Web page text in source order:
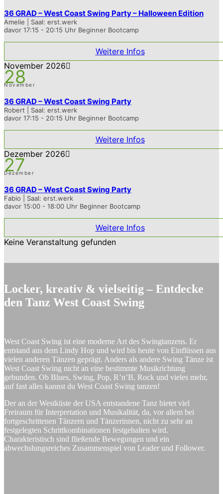
36 GRAD – West Coast Swing Party – Halloween Edition
Amelie | Saal: erst.werk
davor 17:15 - 20:15 Uhr Beginner Bootcamp
Weitere Infos
November 2026
28
November
36 GRAD – West Coast Swing Party
Robert | Saal: erst.werk
davor 17:15 - 20:15 Uhr Beginner Bootcamp
Weitere Infos
Dezember 2026
27
Dezember
36 GRAD – West Coast Swing Party
Fabio | Saal: erst.werk
davor 15:00 - 18:00 Uhr Beginner Bootcamp
Weitere Infos
Keine Veranstaltung gefunden
Locker, kreativ & vielseitig – Entdecke
den Tanz West Coast Swing
West Coast Swing ist eine moderne Art des Swingtanzens. Er
entstand aus dem Lindy Hop und wird bis heute von Einflüssen aus
vielen anderen Tänzen geprägt. Anders als andere Swing Tänze ist
West Coast Swing nicht an eine bestimmte Musikrichtung
gebunden. Ob Blues, Swing, Pop, R’n’B, Rock und vieles mehr,
auf fast alles kannst du West Coast Swing tanzen!
Der an der Westküste der USA entstandene Tanz bietet viel
Freiraum für Interpretation und Musikalität, da, vor allem bei
fortgeschrittenen Tänzern und Tänzerinnen, nicht zu sehr an
festgelegten Schrittkombinationen festgehalten wird.
Charakteristisch sind fließende Bewegungen und ein
abwechslungsreiches Zusammenspiel von Leader und Follower.